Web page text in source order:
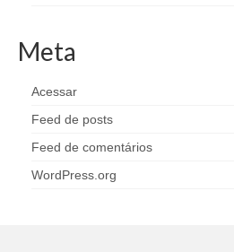
Meta
Acessar
Feed de posts
Feed de comentários
WordPress.org